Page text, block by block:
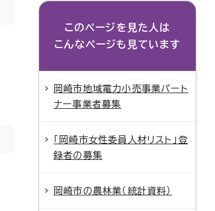
このページを見た人は
こんなページも見ています
岡崎市地域電力小売事業パート
ナー事業者募集
「岡崎市女性委員人材リスト」登
録者の募集
岡崎市の農林業（統計資料）